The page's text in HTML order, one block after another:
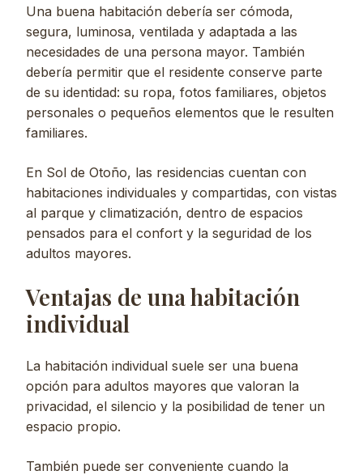
Una buena habitación debería ser cómoda,
segura, luminosa, ventilada y adaptada a las
necesidades de una persona mayor. También
debería permitir que el residente conserve parte
de su identidad: su ropa, fotos familiares, objetos
personales o pequeños elementos que le resulten
familiares.
En Sol de Otoño, las residencias cuentan con
habitaciones individuales y compartidas, con vistas
al parque y climatización, dentro de espacios
pensados para el confort y la seguridad de los
adultos mayores.
Ventajas de una habitación
individual
La habitación individual suele ser una buena
opción para adultos mayores que valoran la
privacidad, el silencio y la posibilidad de tener un
espacio propio.
También puede ser conveniente cuando la